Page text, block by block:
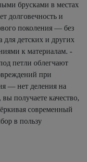
брусками в местах
долговечность и
поколения — без
для детских и других
к материалам. -
петли облегчают
при
— нет деления на
получаете качество,
современный
в пользу